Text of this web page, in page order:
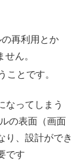
再利用とか
ん。
ことです。
なってしまう
の表面（画面
り、設計ができ
です